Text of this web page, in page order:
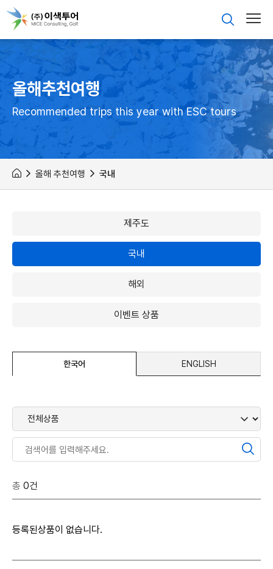
올해추천여행
Recommended trips this year with ESC tours
올해 추천여행 국내
제주도
국내
해외
이벤트 상품
한국어 ENGLISH
총 0건
등록된상품이 없습니다.